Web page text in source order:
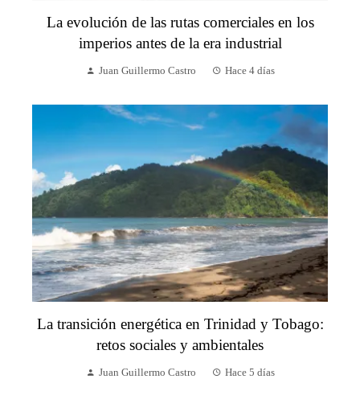
La evolución de las rutas comerciales en los
imperios antes de la era industrial
Juan Guillermo Castro Hace 4 días
La transición energética en Trinidad y Tobago:
retos sociales y ambientales
Juan Guillermo Castro Hace 5 días